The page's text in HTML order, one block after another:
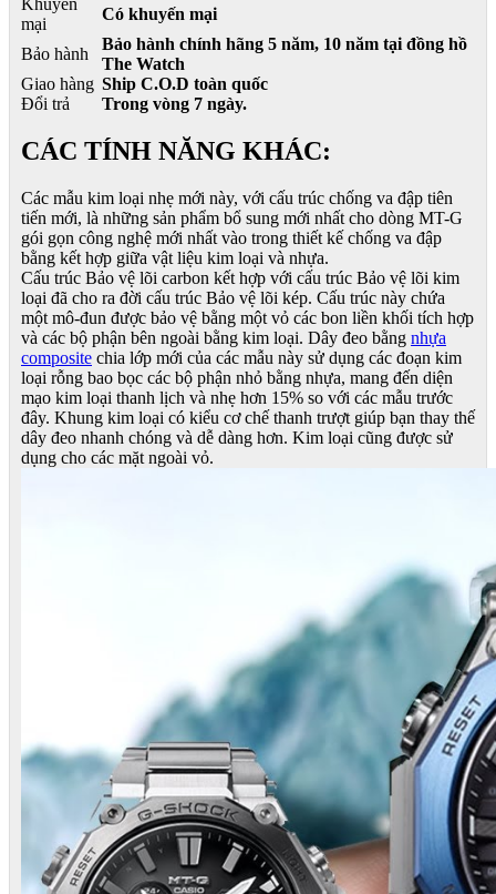
Khuyến
mại
Có khuyến mại
Bảo hành
Bảo hành chính hãng 5 năm, 10 năm tại đồng hồ
The Watch
Giao hàng Ship C.O.D toàn quốc
Đổi trả
Trong vòng 7 ngày.
CÁC TÍNH NĂNG KHÁC:
Các mẫu kim loại nhẹ mới này, với cấu trúc chống va đập tiên
tiến mới, là những sản phẩm bổ sung mới nhất cho dòng MT-G
gói gọn công nghệ mới nhất vào trong thiết kế chống va đập
bằng kết hợp giữa vật liệu kim loại và nhựa.
Cấu trúc Bảo vệ lõi carbon kết hợp với cấu trúc Bảo vệ lõi kim
loại đã cho ra đời cấu trúc Bảo vệ lõi kép. Cấu trúc này chứa
một mô-đun được bảo vệ bằng một vỏ các bon liền khối tích hợp
và các bộ phận bên ngoài bằng kim loại. Dây đeo bằng nhựa
composite chia lớp mới của các mẫu này sử dụng các đoạn kim
loại rỗng bao bọc các bộ phận nhỏ bằng nhựa, mang đến diện
mạo kim loại thanh lịch và nhẹ hơn 15% so với các mẫu trước
đây. Khung kim loại có kiểu cơ chế thanh trượt giúp bạn thay thế
dây đeo nhanh chóng và dễ dàng hơn. Kim loại cũng được sử
dụng cho các mặt ngoài vỏ.